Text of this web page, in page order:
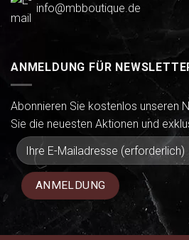
info@mbboutique.de
ANMELDUNG FÜR
Abonnieren Sie kostenlos unseren
Sie die neuesten Aktionen und